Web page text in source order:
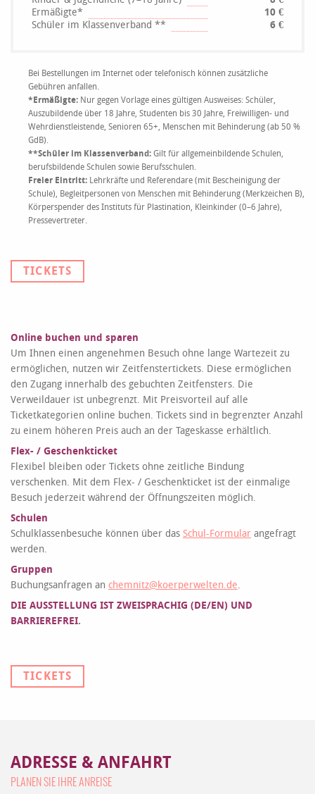
Ermäßigte*
10 €
Schüler im Klassenverband **
6 €
Bei Bestellungen im Internet oder telefonisch können zusätzliche
Gebühren anfallen.
*Ermäßigte: Nur gegen Vorlage eines gültigen Ausweises: Schüler,
Auszubildende über 18 Jahre, Studenten bis 30 Jahre, Freiwilligen- und
Wehrdienstleistende, Senioren 65+, Menschen mit Behinderung (ab 50 %
GdB).
**Schüler im Klassenverband: Gilt für allgemeinbildende Schulen,
berufsbildende Schulen sowie Berufsschulen.
Freier Eintritt: Lehrkräfte und Referendare (mit Bescheinigung der
Schule), Begleitpersonen von Menschen mit Behinderung (Merkzeichen B),
Körperspender des Instituts für Plastination, Kleinkinder (0–6 Jahre),
Pressevertreter.
TICKETS
Online buchen und sparen
Um Ihnen einen angenehmen Besuch ohne lange Wartezeit zu
ermöglichen, nutzen wir Zeitfenstertickets. Diese ermöglichen
den Zugang innerhalb des gebuchten Zeitfensters. Die
Verweildauer ist unbegrenzt. Mit Preisvorteil auf alle
Ticketkategorien online buchen. Tickets sind in begrenzter Anzahl
zu einem höheren Preis auch an der Tageskasse erhältlich.
Flex- / Geschenkticket
Flexibel bleiben oder Tickets ohne zeitliche Bindung
verschenken. Mit dem Flex- / Geschenkticket ist der einmalige
Besuch jederzeit während der Öffnungszeiten möglich.
Schulen
Schulklassenbesuche können über das Schul-Formular angefragt
werden.
Gruppen
Buchungsanfragen an chemnitz@koerperwelten.de.
DIE AUSSTELLUNG IST ZWEISPRACHIG (DE/EN) UND
BARRIEREFREI.
TICKETS
ADRESSE & ANFAHRT
PLANEN SIE IHRE ANREISE